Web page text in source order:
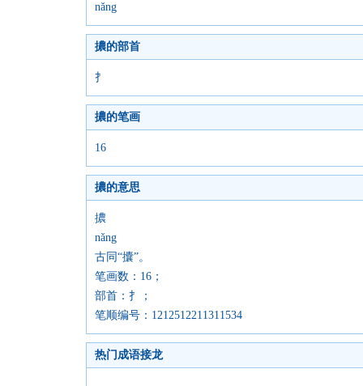
nǎng
擃的部首
扌
擃的笔画
16
擃的意思
擃
nǎng
古同“攮”。
笔画数：16；
部首：扌；
笔顺编号：1212512211311534
热门成语接龙